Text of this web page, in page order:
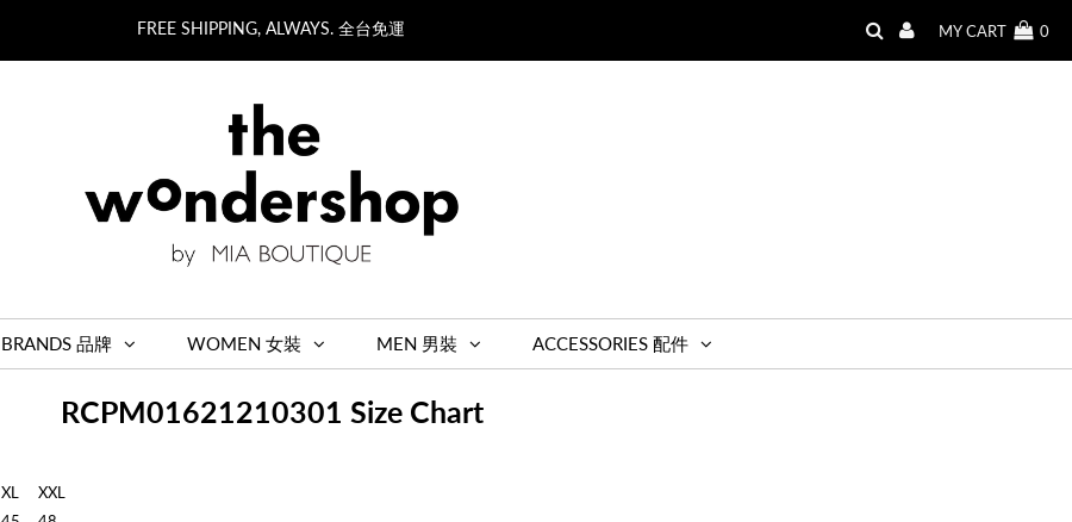
FREE SHIPPING, ALWAYS. 全台免運 MY CART 0
BRANDS 品牌 WOMEN 女裝 MEN 男裝 ACCESSORIES 配件
RCPM01621210301 Size Chart
XL
XXL